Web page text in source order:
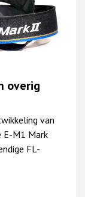
overig
van
E-M1 Mark
FL-